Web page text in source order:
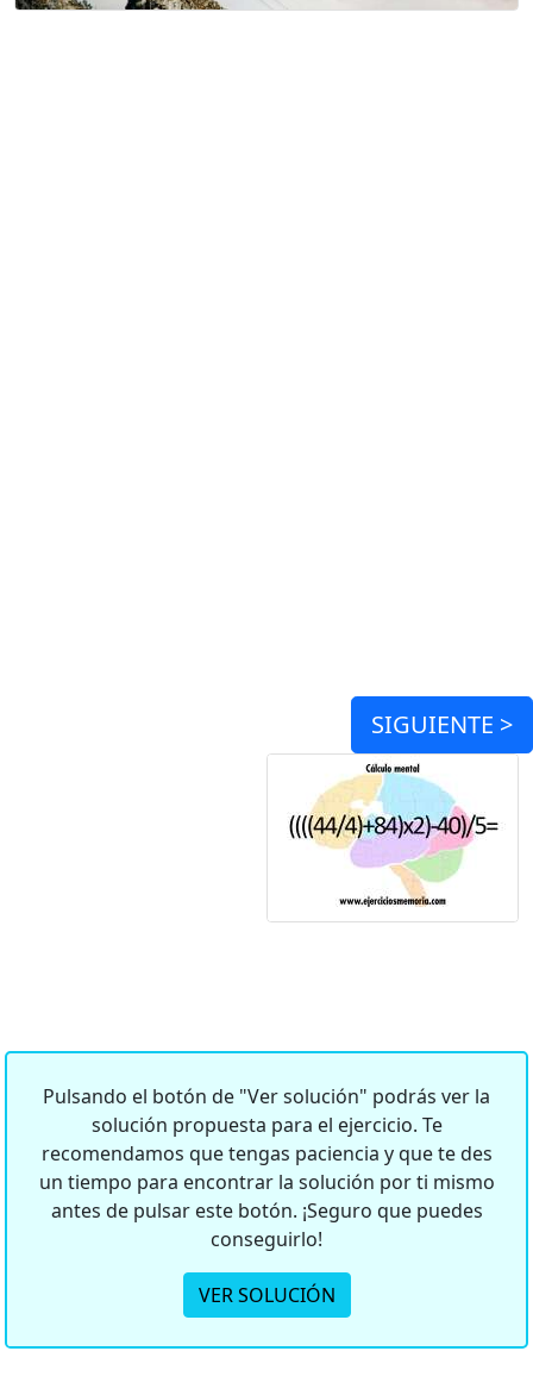
SIGUIENTE >
Pulsando el botón de "Ver solución" podrás ver la
solución propuesta para el ejercicio. Te
recomendamos que tengas paciencia y que te des
un tiempo para encontrar la solución por ti mismo
antes de pulsar este botón. ¡Seguro que puedes
conseguirlo!
VER SOLUCIÓN